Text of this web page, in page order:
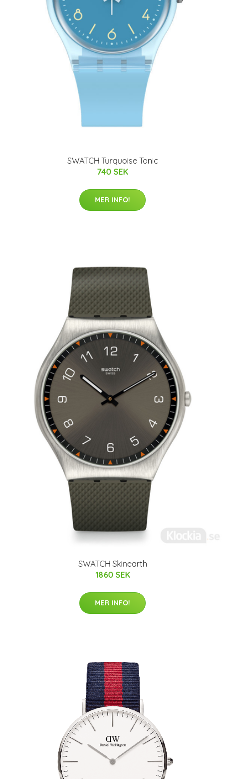
SWATCH Turquoise Tonic
740 SEK
MER INFO!
SWATCH Skinearth
1860 SEK
MER INFO!